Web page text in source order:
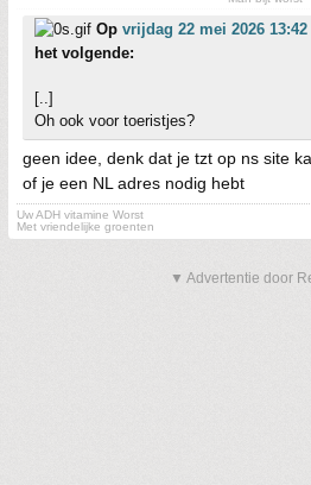
Op vrijdag 22 mei 2026 13:42
het volgende:
[..]
Oh ook voor toeristjes?
geen idee, denk dat je tzt op ns site
of je een NL adres nodig hebt
Uw ADH vitamine Worst
Met vriendelijke groenten
▼ Advertentie door